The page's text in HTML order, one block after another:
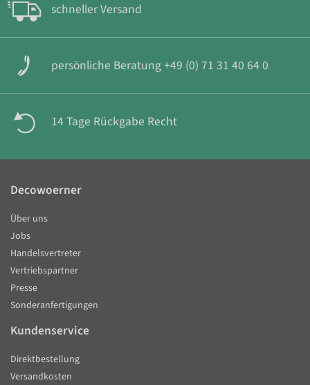
schneller Versand
persönliche Beratung +49 (0) 71 31 40 64 0
14 Tage Rückgabe Recht
Decowoerner
Über uns
Jobs
Handelsvertreter
Vertriebspartner
Presse
Sonderanfertigungen
Kundenservice
Direktbestellung
Versandkosten